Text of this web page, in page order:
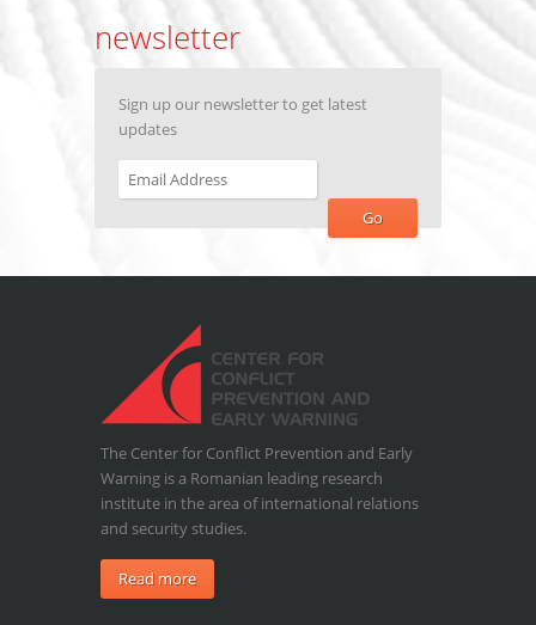
newsletter
Sign up our newsletter to get latest
updates
The Center for Conflict Prevention and Early
Warning is a Romanian leading research
institute in the area of international relations
and security studies.
Read more